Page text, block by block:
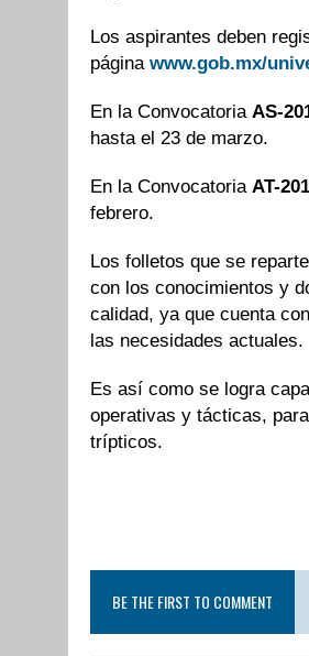
Los aspirantes deben
página www.gob.mx/
En la Convocatoria AS-
hasta el 23 de marzo.
En la Convocatoria AT-
febrero.
Los folletos que se
con los conocimientos y
calidad, ya que cuenta
las necesidades actuales.
Es así como se logra
operativas y tácticas,
trípticos.
BE THE FIRST TO COMMENT